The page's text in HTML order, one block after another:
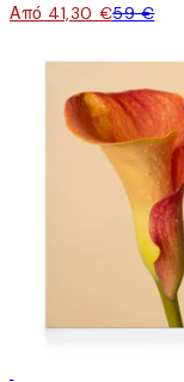
Από 41,30 €59 €